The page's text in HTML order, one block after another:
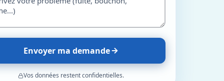
Envoyer ma demande
Vos données restent confidentielles.